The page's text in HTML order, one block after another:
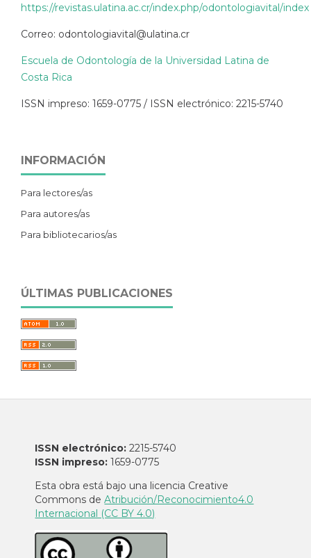
https://revistas.ulatina.ac.cr/index.php/odontologiavital/index
Correo: odontologiavital@ulatina.cr
Escuela de Odontología de la Universidad Latina de
Costa Rica
ISSN impreso: 1659-0775 / ISSN electrónico: 2215-5740
INFORMACIÓN
Para lectores/as
Para autores/as
Para bibliotecarios/as
ÚLTIMAS PUBLICACIONES
ISSN electrónico: 2215-5740
ISSN impreso: 1659-0775
Esta obra está bajo una licencia Creative
Commons deAtribución/Reconocimiento4.0
Internacional (CC BY 4.0)